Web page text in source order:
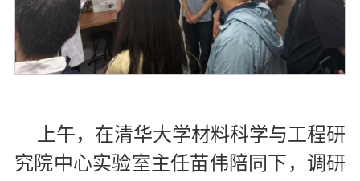
上午，在清华大学材料科学与工程研
究院中心实验室主任苗伟陪同下，调研